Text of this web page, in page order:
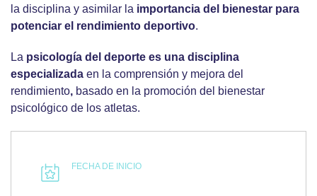
la disciplina y asimilar la importancia del bienestar para
potenciar el rendimiento deportivo.
La psicología del deporte es una disciplina
especializada en la comprensión y mejora del
rendimiento, basado en la promoción del bienestar
psicológico de los atletas.
FECHA DE INICIO